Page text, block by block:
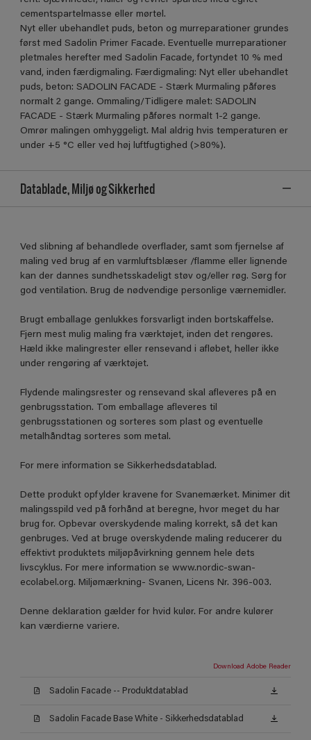
cementspartelmasse eller mørtel.
Nyt eller ubehandlet puds, beton og murreparationer grundes
først med Sadolin Primer Facade. Eventuelle murreparationer
pletmales herefter med Sadolin Facade, fortyndet 10 % med
vand, inden færdigmaling. Færdigmaling: Nyt eller ubehandlet
puds, beton: SADOLIN FACADE - Stærk Murmaling påføres
normalt 2 gange. Ommaling/Tidligere malet: SADOLIN
FACADE - Stærk Murmaling påføres normalt 1-2 gange.
Omrør malingen omhyggeligt. Mal aldrig hvis temperaturen er
under +5 °C eller ved høj luftfugtighed (>80%).
Datablade, Miljø og Sikkerhed
Ved slibning af behandlede overflader, samt som fjernelse af
maling ved brug af en varmluftsblæser /flamme eller lignende
kan der dannes sundhetsskadeligt støv og/eller røg. Sørg for
god ventilation. Brug de nødvendige personlige værnemidler.
Brugt emballage genlukkes forsvarligt inden bortskaffelse.
Fjern mest mulig maling fra værktøjet, inden det rengøres.
Hæld ikke malingrester eller rensevand i afløbet, heller ikke
under rengøring af værktøjet.
Flydende malingsrester og rensevand skal afleveres på en
genbrugsstation. Tom emballage afleveres til
genbrugsstationen og sorteres som plast og eventuelle
metalhåndtag sorteres som metal.
For mere information se Sikkerhedsdatablad.
Dette produkt opfylder kravene for Svanemærket. Minimer dit
malingsspild ved på forhånd at beregne, hvor meget du har
brug for. Opbevar overskydende maling korrekt, så det kan
genbruges. Ved at bruge overskydende maling reducerer du
effektivt produktets miljøpåvirkning gennem hele dets
livscyklus. For mere information se www.nordic-swan-
ecolabel.org. Miljømærkning- Svanen, Licens Nr. 396-003.
Denne deklaration gælder for hvid kulør. For andre kulører
kan værdierne variere.
Download Adobe Reader
Sadolin Facade -- Produktdatablad
Sadolin Facade Base White - Sikkerhedsdatablad